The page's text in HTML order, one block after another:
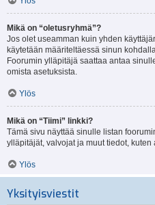
Mikä on “oletusryhmä”?
Jos olet useamman kuin yhden
käytetään määriteltäessä sinun
Foorumin ylläpitäjä saattaa antaa
omista asetuksista.
Ylös
Mikä on “Tiimi” linkki?
Tämä sivu näyttää sinulle listan
ylläpitäjät, valvojat ja muut tiedot,
Ylös
Yksityisviestit